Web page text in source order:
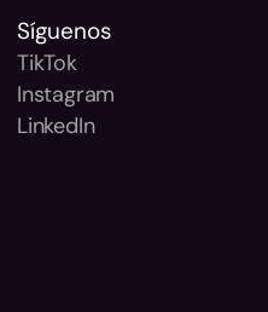
Síguenos
TikTok
Instagram
LinkedIn